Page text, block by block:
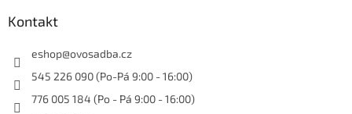
Kontakt
eshop@ovosadba.cz
545 226 090 (Po-Pá 9:00 - 16:00)
776 005 184 (Po - Pá 9:00 - 16:00)